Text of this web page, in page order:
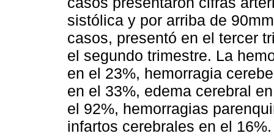
sistólica y por arriba de
casos, presentó en el tercer
el segundo trimestre. La
en el 23%, hemorragia
en el 33%, edema cerebral
el 92%, hemorragias
infartos cerebrales en el 16%.